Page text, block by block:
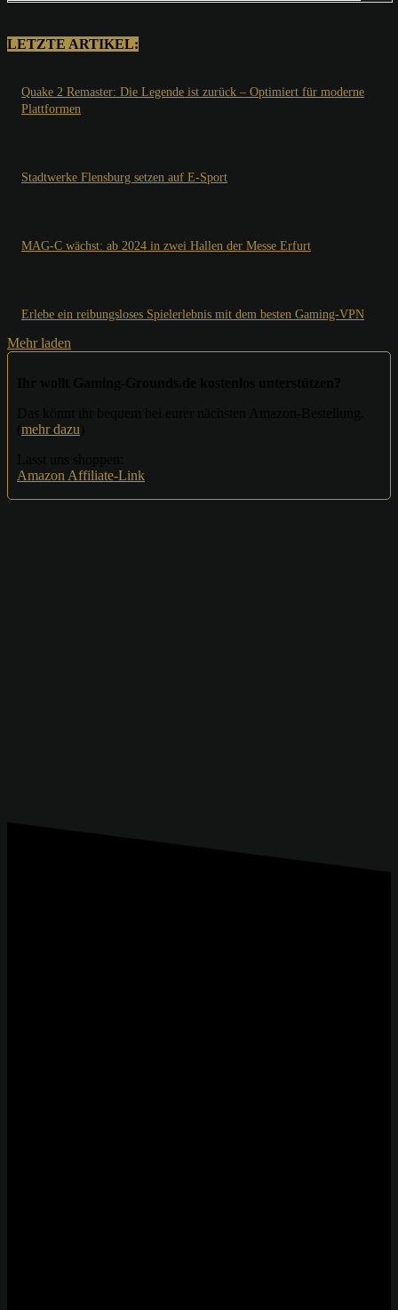
LETZTE ARTIKEL:
Quake 2 Remaster: Die Legende ist zurück – Optimiert für moderne
Plattformen
Stadtwerke Flensburg setzen auf E-Sport
MAG-C wächst: ab 2024 in zwei Hallen der Messe Erfurt
Erlebe ein reibungsloses Spielerlebnis mit dem besten Gaming-VPN
Mehr laden
mehr dazu
Amazon Affiliate-Link